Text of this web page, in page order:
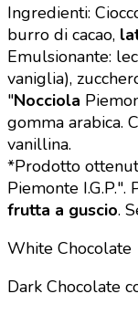
Ingredienti:
burro di cacao,
Emulsionante:
vaniglia),
"Nocciola
gomma arabica.
vanillina.
*Prodotto
Piemonte I.G.P.".
frutta a guscio.
White Chocolate
Dark Chocolate